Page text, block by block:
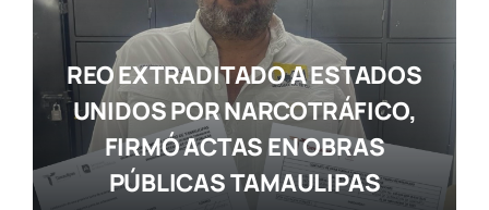
REO EXTRADITADO A ESTADOS
UNIDOS POR NARCOTRÁFICO,
FIRMÓ ACTAS EN OBRAS
PÚBLICAS TAMAULIPAS